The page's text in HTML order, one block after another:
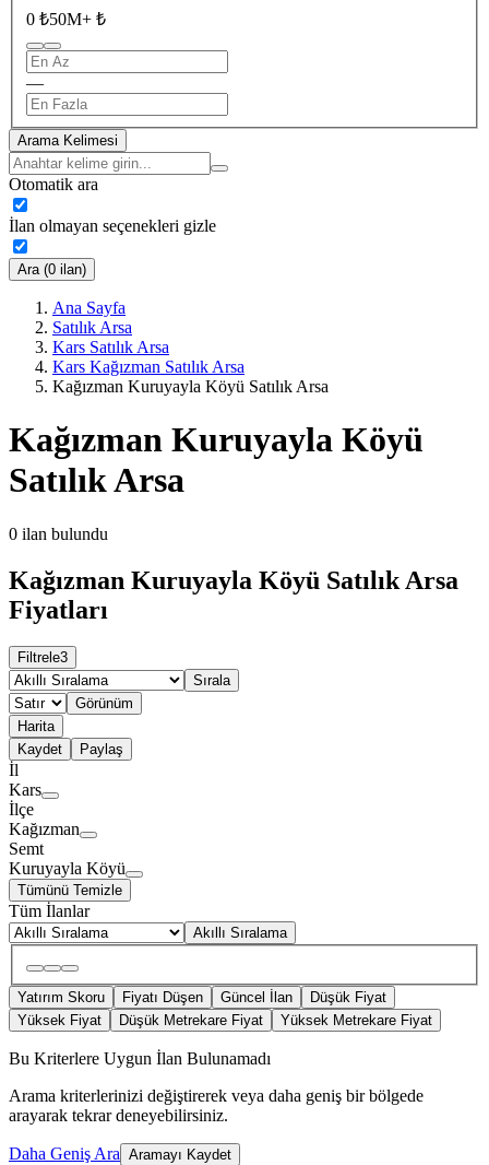
0 ₺50M+ ₺
—
Arama Kelimesi
Otomatik ara
İlan olmayan seçenekleri gizle
Ara (0 ilan)
Ana Sayfa
Satılık Arsa
Kars Satılık Arsa
Kars Kağızman Satılık Arsa
Kağızman Kuruyayla Köyü Satılık Arsa
Kağızman Kuruyayla Köyü
Satılık Arsa
0 ilan bulundu
Kağızman Kuruyayla Köyü Satılık Arsa
Fiyatları
Filtrele3
Sırala
Görünüm
Harita
Kaydet
Paylaş
İl
Kars
İlçe
Kağızman
Semt
Kuruyayla Köyü
Tümünü Temizle
Tüm İlanlar
Akıllı Sıralama
Yatırım Skoru Fiyatı Düşen Güncel İlan
Düşük Fiyat
Yüksek Fiyat
Düşük Metrekare Fiyat Yüksek Metrekare Fiyat
Bu Kriterlere Uygun İlan Bulunamadı
Arama kriterlerinizi değiştirerek veya daha geniş bir bölgede
arayarak tekrar deneyebilirsiniz.
Daha Geniş Ara Aramayı Kaydet